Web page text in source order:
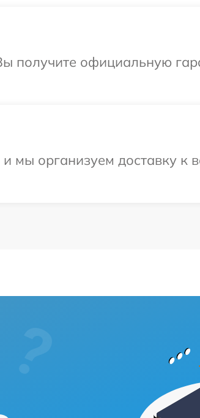
получите официальную
мы организуем доставку к